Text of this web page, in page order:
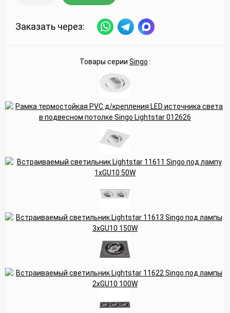
Заказать через:
Товары серии Singo :